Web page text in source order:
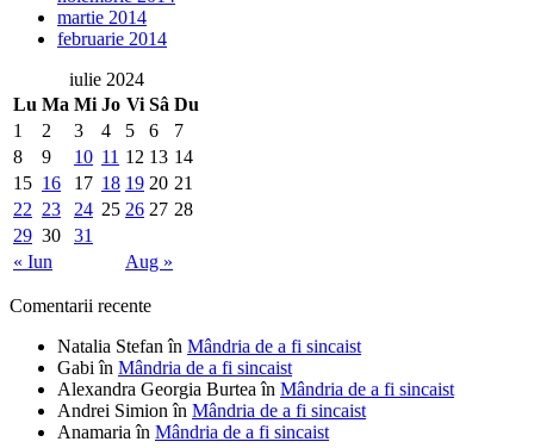
martie 2014
februarie 2014
iulie 2024
Lu Ma Mi Jo Vi Sâ Du
« Iun Aug »
1 2 3 4 5 6
7
8
9 10 11 12 13 14
15 16 17 18 19 20 21
22 23 24 25 26 27 28
29 30 31
Comentarii recente
Natalia Stefanîn Mândria de a fi sincaist
Gabiîn Mândria de a fi sincaist
Alexandra Georgia Burteaîn Mândria de a fi sincaist
Andrei Simionîn Mândria de a fi sincaist
Anamariaîn Mândria de a fi sincaist